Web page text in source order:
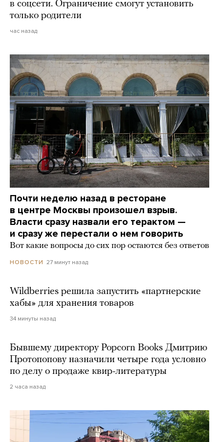
в соцсети. Ограничение смогут установить
только родители
час назад
Почти неделю назад в ресторане
в центре Москвы произошел взрыв.
Власти сразу назвали его терактом —
и сразу же перестали о нем говорить
Вот какие вопросы до сих пор остаются без ответов
НОВОСТИ 27 минут назад
Wildberries решила запустить «партнерские
хабы» для хранения товаров
34 минуты назад
Бывшему директору Popcorn Books Дмитрию
Протопопову назначили четыре года условно
по делу о продаже квир-литературы
2 часа назад